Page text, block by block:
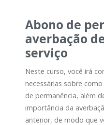
Abono de
averbação
serviço
Neste curso, você irá
necessárias sobre
de permanência, além
importância da
anterior, de modo que